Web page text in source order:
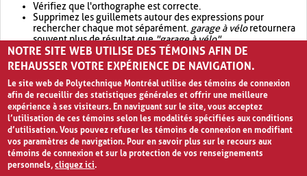
Vérifiez que l'orthographe est correcte.
Supprimez les guillemets autour des expressions pour
rechercher chaque mot séparément. garage à véloretournera
souvent plus de résultat que"garage à vélo".
Envisagez d'élargir votre recherche avec OR.garage OR vélo
retournera souvent plus de résultat quegarage à vélo
NOTRE SITE WEB UTILISE DES TÉMOINS AFIN DE
REHAUSSER VOTRE EXPÉRIENCE DE NAVIGATION.
Le site web de Polytechnique Montréal utilise des témoins de connexion
afin de recueillir des statistiques générales et offrir une meilleure
expérience à ses visiteurs. En naviguant sur le site, vous acceptez
l’utilisation de ces témoins selon les modalités spécifiées aux conditions
d’utilisation. Vous pouvez refuser les témoins de connexion en modifiant
vos paramètres de navigation. Pour en savoir plus sur le recours aux
témoins de connexion et sur la protection de vos renseignements
personnels,cliquez ici.